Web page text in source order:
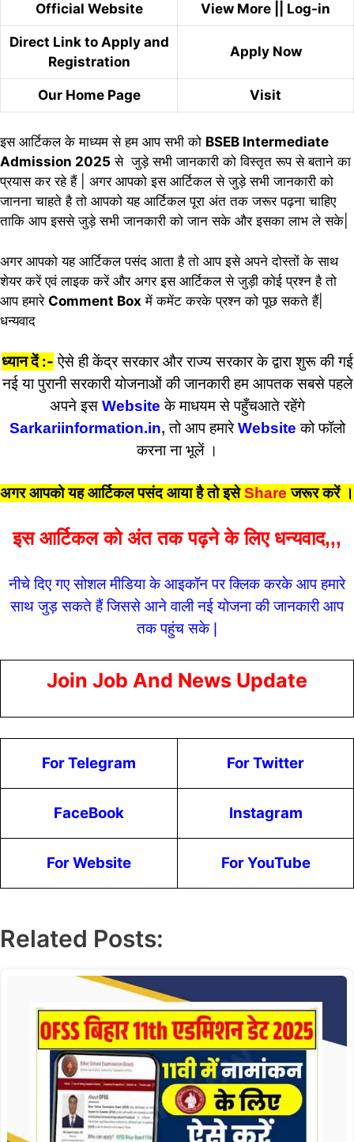
Official Website View More Log-in
Direct Link to Apply and
Registration
Apply Now
Our Home Page Visit
इस आर्टिकल के माध्यम से हम आप सभी को BSEB Intermediate
Admission 2025 से जुड़े सभी जानकारी को विस्तृत रूप से बताने का
प्रयास कर रहे हैं | अगर आपको इस आर्टिकल से जुड़े सभी जानकारी को
जानना चाहते है तो आपको यह आर्टिकल पूरा अंत तक जरूर पढ़ना चाहिए
ताकि आप इससे जुड़े सभी जानकारी को जान सके और इसका लाभ ले सके|
अगर आपको यह आर्टिकल पसंद आता है तो आप इसे अपने दोस्तों के साथ
शेयर करें एवं लाइक करें और अगर इस आर्टिकल से जुड़ी कोई प्रश्न है तो
आप हमारे Comment Box में कमेंट करके प्रश्न को पूछ सकते हैं|
धन्यवाद
ध्यान दें :- ऐसे ही केंद्र सरकार और राज्य सरकार के द्वारा शुरू की गई
नई या पुरानी सरकारी योजनाओं की जानकारी हम आपतक सबसे पहले
अपने इसWebsite के माधयम से पहुँचआते रहेंगे
Sarkariinformation.in,तो आप हमारेWebsiteको फॉलो
करना ना भूलें ।
अगर आपको यह आर्टिकल पसंद आया है तो इसेShare जरूर करें ।
इस आर्टिकल को अंत तक पढ़ने के लिए धन्यवाद,,,
नीचे दिए गए सोशल मीडिया के आइकॉन पर क्लिक करके आप हमारे
साथ जुड़ सकते हैं जिससे आने वाली नई योजना की जानकारी आप
तक पहुंच सके |
Join Job And News Update
For Telegram For Twitter
FaceBook Instagram
For Website For YouTube
Related Posts: